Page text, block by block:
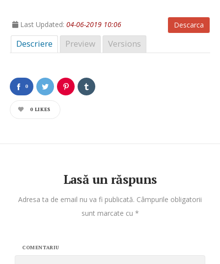
Descarca
Last Updated: 04-06-2019 10:06
Descriere Preview Versions
0
0 LIKES
Lasă un răspuns
Adresa ta de email nu va fi publicată. Câmpurile obligatorii
sunt marcate cu *
COMENTARIU